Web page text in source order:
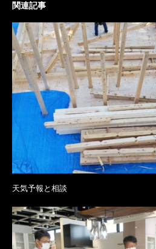
関連記事
天気予報と相談